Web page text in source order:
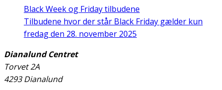
Black Week og Friday tilbudene
Tilbudene hvor der står Black Friday gælder kun
fredag den 28. november 2025
Dianalund Centret
Torvet 2A
4293 Dianalund